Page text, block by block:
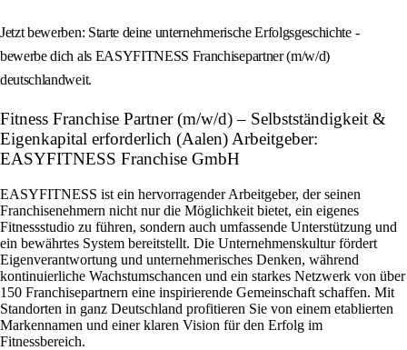
Jetzt bewerben: Starte deine unternehmerische Erfolgsgeschichte -
bewerbe dich als EASYFITNESS Franchisepartner (m/w/d)
deutschlandweit.
Fitness Franchise Partner (m/w/d) – Selbstständigkeit &
Eigenkapital erforderlich (Aalen) Arbeitgeber:
EASYFITNESS Franchise GmbH
EASYFITNESS ist ein hervorragender Arbeitgeber, der seinen
Franchisenehmern nicht nur die Möglichkeit bietet, ein eigenes
Fitnessstudio zu führen, sondern auch umfassende Unterstützung und
ein bewährtes System bereitstellt. Die Unternehmenskultur fördert
Eigenverantwortung und unternehmerisches Denken, während
kontinuierliche Wachstumschancen und ein starkes Netzwerk von über
150 Franchisepartnern eine inspirierende Gemeinschaft schaffen. Mit
Standorten in ganz Deutschland profitieren Sie von einem etablierten
Markennamen und einer klaren Vision für den Erfolg im
Fitnessbereich.